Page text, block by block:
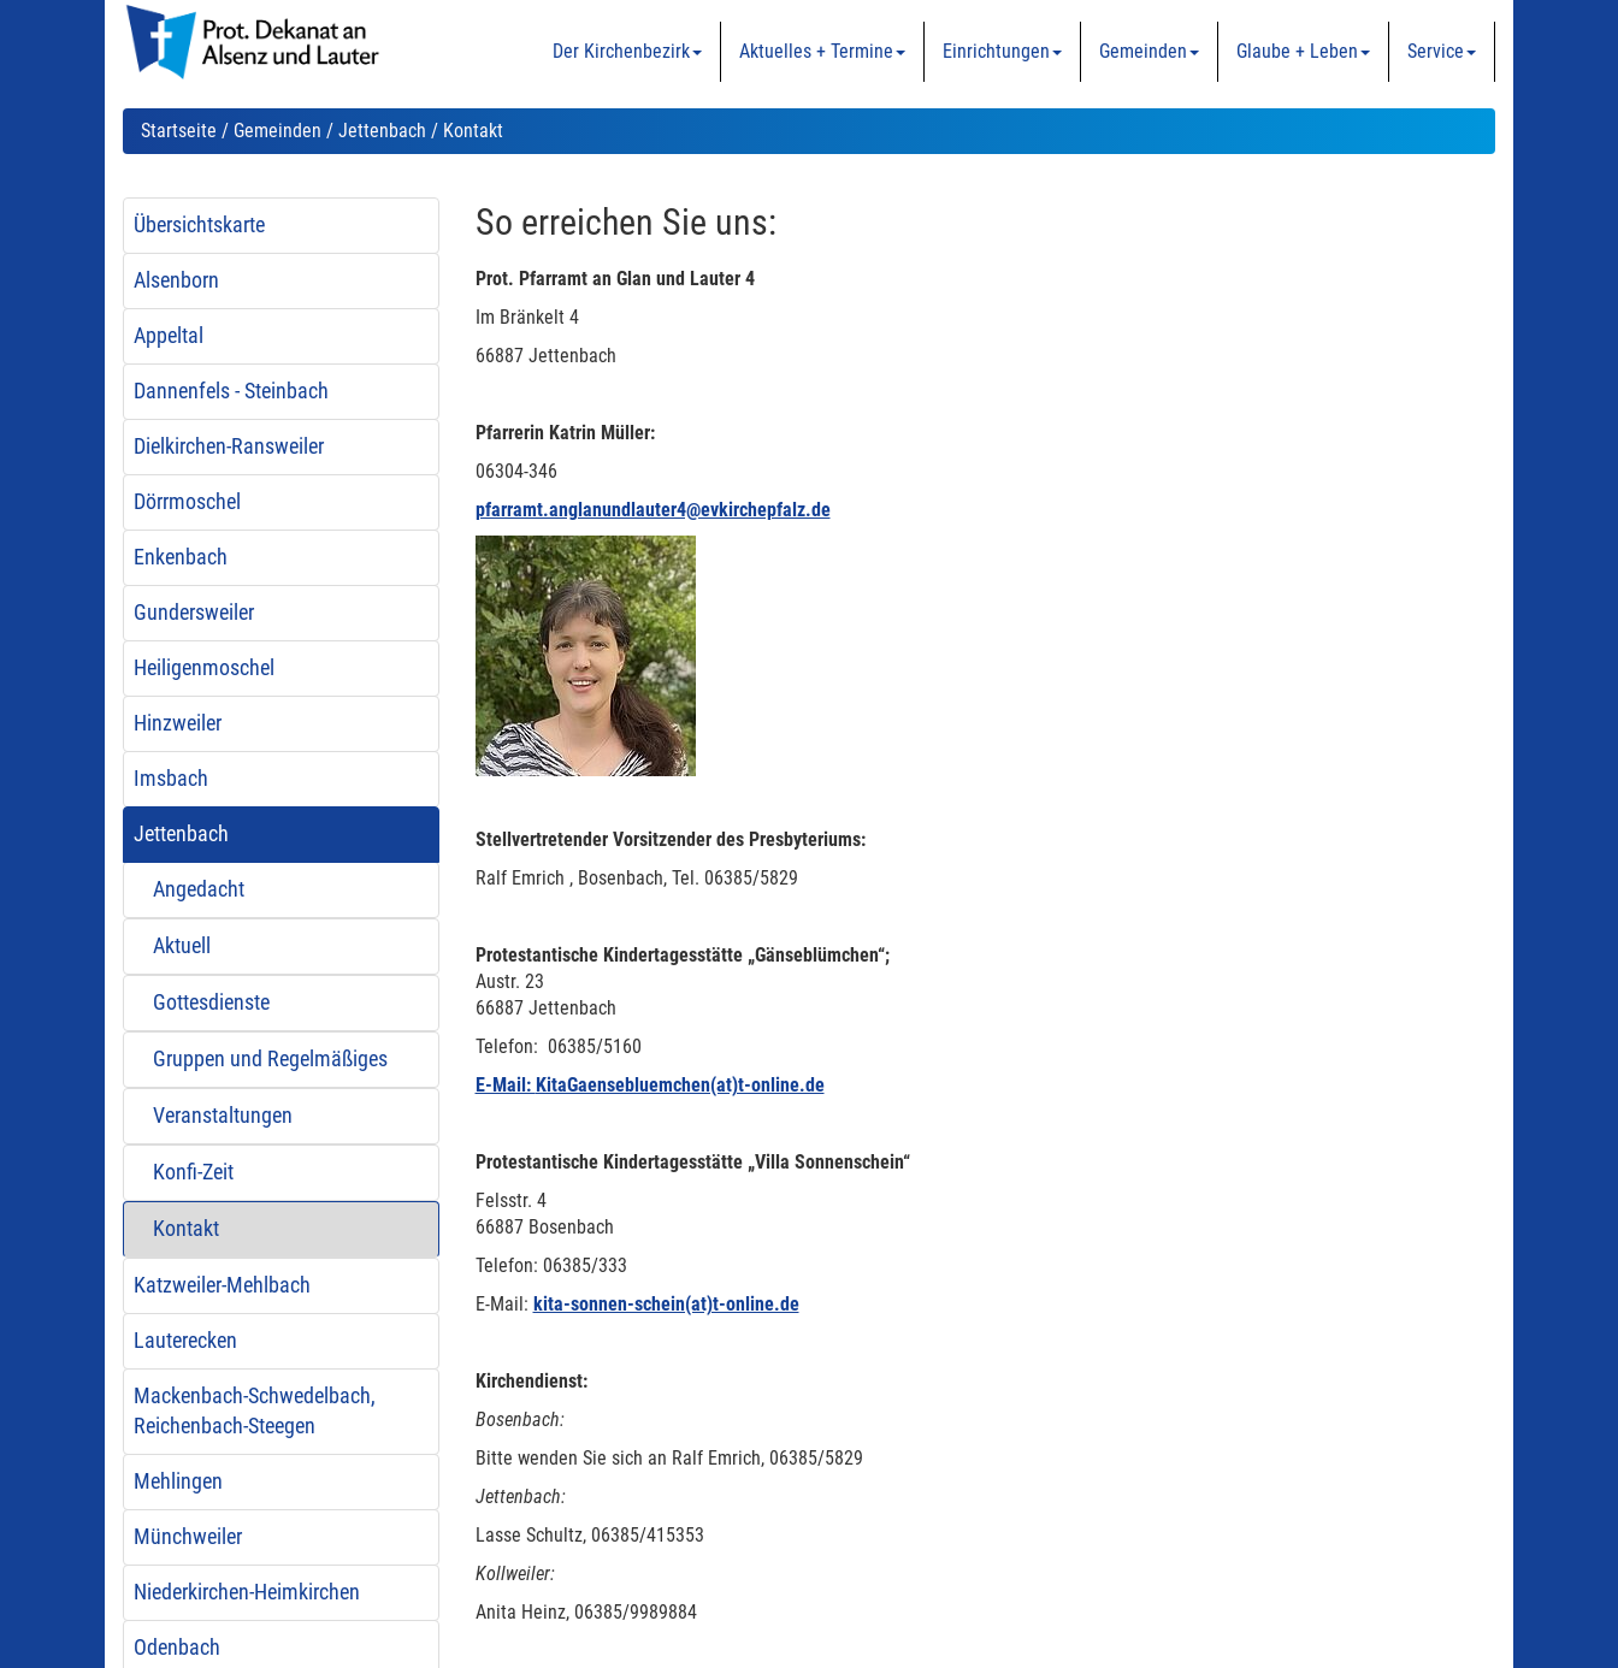
Der Kirchenbezirk Aktuelles + Termine Einrichtungen Gemeinden Glaube + Leben Service
Startseite / Gemeinden / Jettenbach / Kontakt
Übersichtskarte
Alsenborn
Appeltal
Dannenfels - Steinbach
Dielkirchen-Ransweiler
Dörrmoschel
Enkenbach
Gundersweiler
Heiligenmoschel
Hinzweiler
Imsbach
Jettenbach
Angedacht
Aktuell
Gottesdienste
Gruppen und Regelmäßiges
Veranstaltungen
Konfi-Zeit
Kontakt
Katzweiler-Mehlbach
Lauterecken
Mackenbach-Schwedelbach,
Reichenbach-Steegen
Mehlingen
Münchweiler
Niederkirchen-Heimkirchen
Odenbach
So erreichen Sie uns:
Prot. Pfarramt an Glan und Lauter 4
Im Bränkelt 4
66887 Jettenbach
Pfarrerin Katrin Müller:
06304-346
pfarramt.anglanundlauter4@evkirchepfalz.de
Stellvertretender Vorsitzender des Presbyteriums:
Ralf Emrich , Bosenbach, Tel. 06385/5829
Protestantische Kindertagesstätte „Gänseblümchen“;
Austr. 23
66887 Jettenbach
Telefon: 06385/5160
E-Mail: KitaGaensebluemchen(at)t-online.de
Protestantische Kindertagesstätte „Villa Sonnenschein“
Felsstr. 4
66887 Bosenbach
Telefon: 06385/333
E-Mail: kita-sonnen-schein(at)t-online.de
Kirchendienst:
Bosenbach:
Bitte wenden Sie sich an Ralf Emrich, 06385/5829
Jettenbach:
Lasse Schultz, 06385/415353
Kollweiler:
Anita Heinz, 06385/9989884